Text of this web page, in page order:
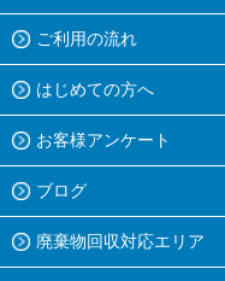
ご利用の流れ
はじめての方へ
お客様アンケート
ブログ
廃棄物回収対応エリア